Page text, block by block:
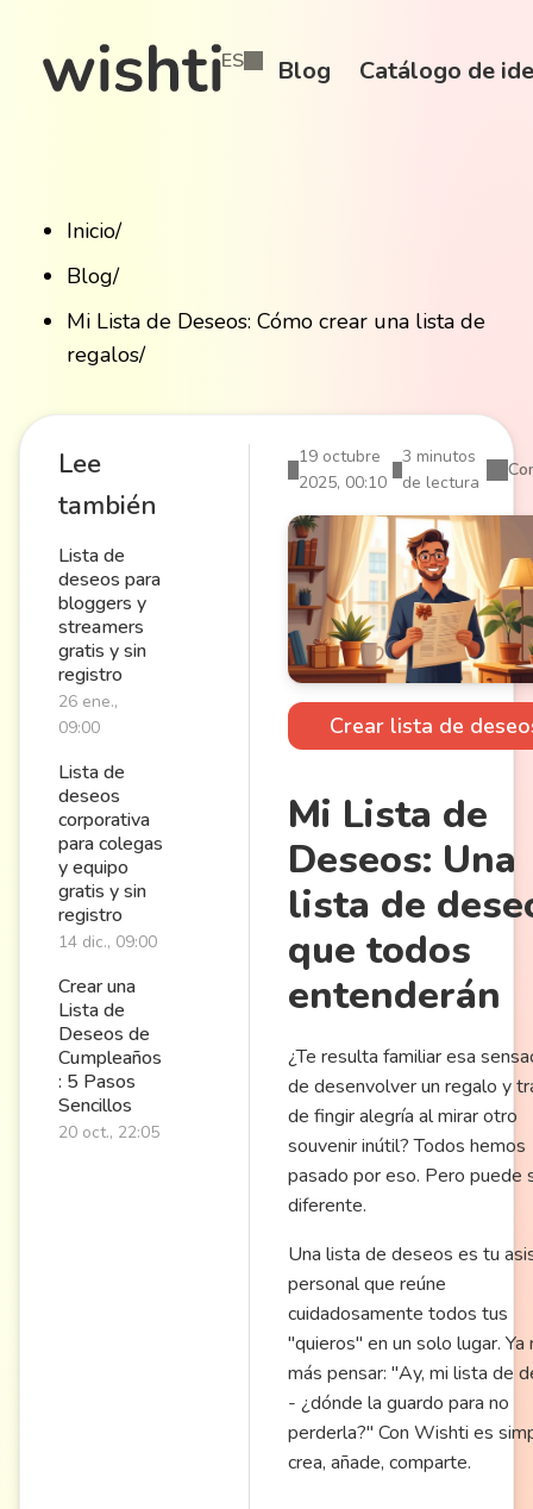
ES Blog Catálogo de
Inicio/
Blog/
Mi Lista de Deseos: Cómo crear una lista de
regalos/
Lee
también
Lista de
deseos para
bloggers y
streamers
gratis y sin
registro
26 ene.,
09:00
Lista de
deseos
corporativa
para colegas
y equipo
gratis y sin
registro
14 dic., 09:00
Crear una
Lista de
Deseos de
Cumpleaños
: 5 Pasos
Sencillos
20 oct., 22:05
19 octubre
2025, 00:10
3 minutos
de lectura
Crear lista de
Mi Lista de
Deseos: Una
lista de
que todos
entenderán
¿Te resulta familiar esa
de desenvolver un regalo y
de fingir alegría al mirar otro
souvenir inútil? Todos hemos
pasado por eso. Pero puede
diferente.
Una lista de deseos es tu
personal que reúne
cuidadosamente todos tus
"quieros" en un solo lugar. Ya
más pensar: "Ay, mi lista de
- ¿dónde la guardo para no
perderla?" Con Wishti es
crea, añade, comparte.